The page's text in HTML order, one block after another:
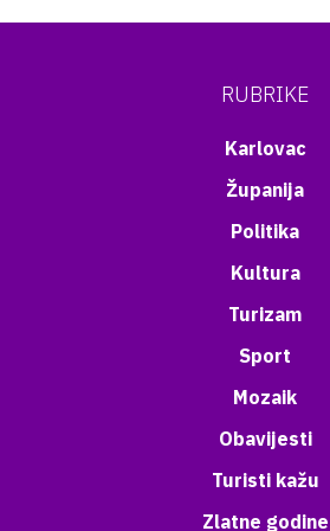
RUBRIKE
Karlovac
Županija
Politika
Kultura
Turizam
Sport
Mozaik
Obavijesti
Turisti kažu
Zlatne godine